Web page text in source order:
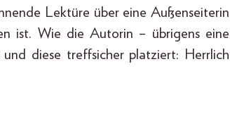
Lektüre über eine Außenseiterin
ist. Wie die Autorin – übrigens eine
diese treffsicher platziert: Herrlich